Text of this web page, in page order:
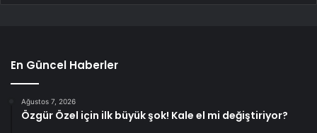
En Güncel Haberler
Ağustos 7, 2026
Özgür Özel için ilk büyük şok! Kale el mi değiştiriyor?